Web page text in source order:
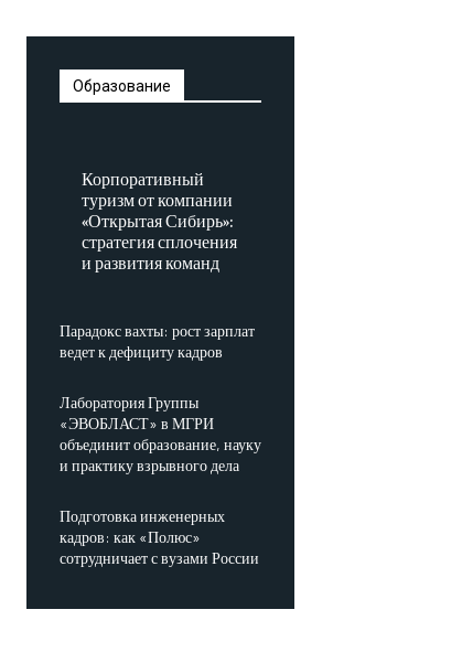
Образование
Корпоративный
туризм от компании
«Открытая Сибирь»:
стратегия сплочения
и развития команд
Парадокс вахты: рост зарплат
ведет к дефициту кадров
Лаборатория Группы
«ЭВОБЛАСТ» в МГРИ
объединит образование, науку
и практику взрывного дела
Подготовка инженерных
кадров: как «Полюс»
сотрудничает с вузами России